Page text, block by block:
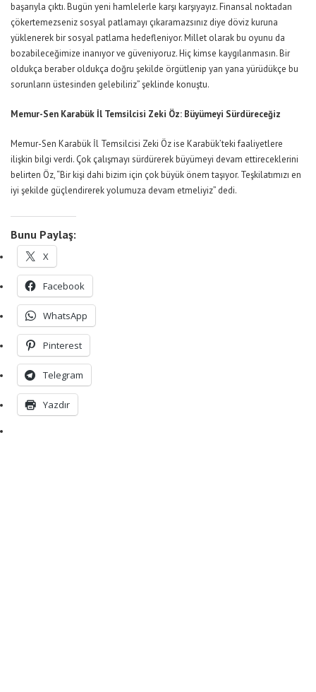
başarıyla çıktı. Bugün yeni hamlelerle karşı karşıyayız. Finansal noktadan
çökertemezseniz sosyal patlamayı çıkaramazsınız diye döviz kuruna
yüklenerek bir sosyal patlama hedefleniyor. Millet olarak bu oyunu da
bozabileceğimize inanıyor ve güveniyoruz. Hiç kimse kaygılanmasın. Bir
oldukça beraber oldukça doğru şekilde örgütlenip yan yana yürüdükçe bu
sorunların üstesinden gelebiliriz” şeklinde konuştu.
Memur-Sen Karabük İl Temsilcisi Zeki Öz: Büyümeyi Sürdüreceğiz
Memur-Sen Karabük İl Temsilcisi Zeki Öz ise Karabük’teki faaliyetlere
ilişkin bilgi verdi. Çok çalışmayı sürdürerek büyümeyi devam ettireceklerini
belirten Öz, “Bir kişi dahi bizim için çok büyük önem taşıyor. Teşkilatımızı en
iyi şekilde güçlendirerek yolumuza devam etmeliyiz” dedi.
Bunu Paylaş:
X
Facebook
WhatsApp
Pinterest
Telegram
Yazdır